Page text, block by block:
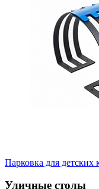
Парковка для детских
Уличные столы